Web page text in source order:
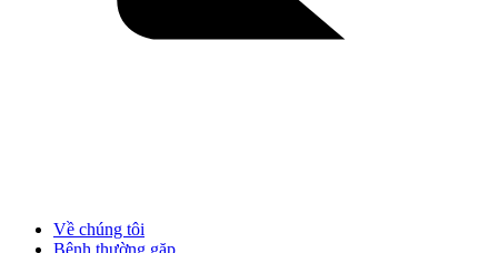
Về chúng tôi
Bệnh thường gặp